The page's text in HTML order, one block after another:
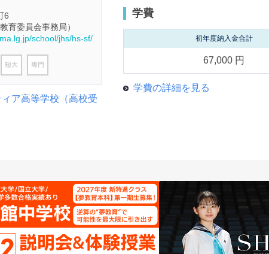
6
育委員会事務局）
school/jhs/hs-sf/
ア高等学校（高校受
学費
初年度納入金合計
67,000 円
学費の詳細を見る